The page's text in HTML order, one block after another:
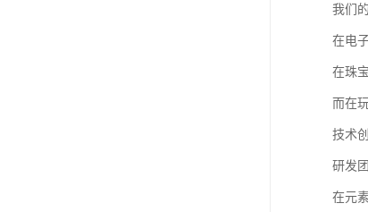
我们
在电
在珠
而在
技术
研发
在元